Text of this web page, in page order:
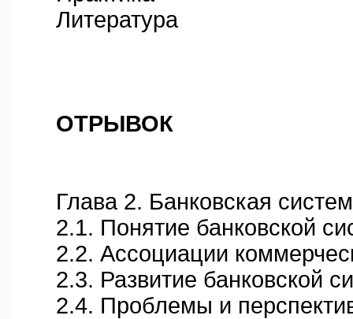
Литература
ОТРЫВОК
Глава 2. Банковская
2.1. Понятие банковской
2.2. Ассоциации
2.3. Развитие банковской
2.4. Проблемы и